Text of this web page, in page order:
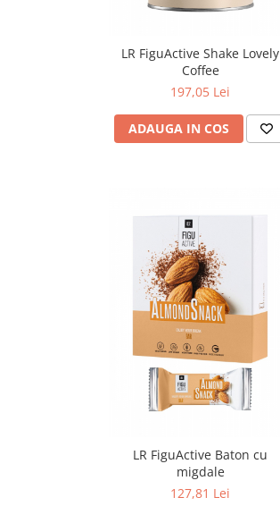
LR FiguActive Shake Lovely
Coffee
197,05 Lei
ADAUGA IN COS
LR FiguActive Baton cu
migdale
127,81 Lei